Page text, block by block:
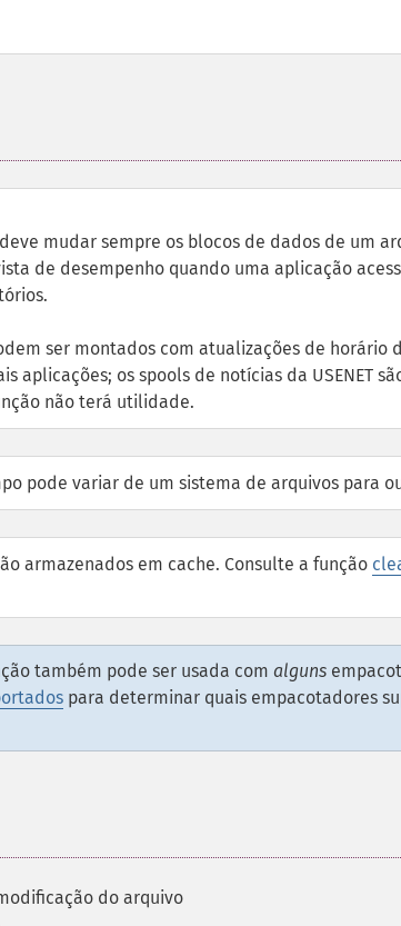
mudar sempre os blocos de dados de um
de desempenho quando uma aplicação
ser montados com atualizações de horário
aplicações; os spools de notícias da USENET
não terá utilidade.
pode variar de um sistema de arquivos para
armazenados em cache. Consulte a função
também pode ser usada com alguns
para determinar quais empacotadores
do arquivo